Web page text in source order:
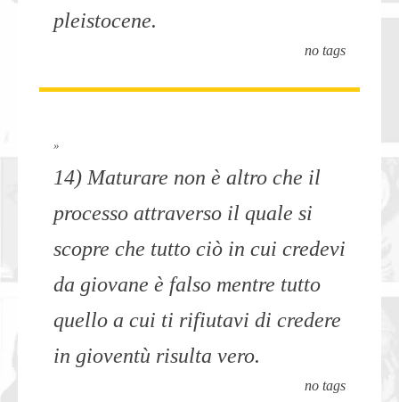
pleistocene.
no tags
»
14) Maturare non è altro che il
processo attraverso il quale si
scopre che tutto ciò in cui credevi
da giovane è falso mentre tutto
quello a cui ti rifiutavi di credere
in gioventù risulta vero.
no tags